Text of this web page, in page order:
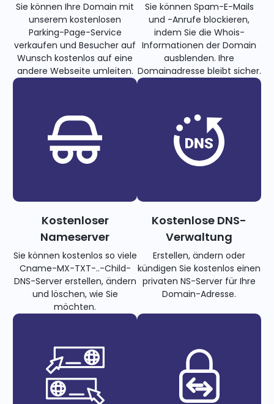
Sie können Ihre Domain mit
unserem kostenlosen
Parking-Page-Service
verkaufen und Besucher auf
Wunsch kostenlos auf eine
andere Webseite umleiten.
Sie können Spam-E-Mails
und -Anrufe blockieren,
indem Sie die Whois-
Informationen der Domain
ausblenden. Ihre
Domainadresse bleibt sicher.
Kostenloser
Nameserver
Sie können kostenlos so viele
Cname-MX-TXT-..-Child-
DNS-Server erstellen, ändern
und löschen, wie Sie
möchten.
Kostenlose DNS-
Verwaltung
Erstellen, ändern oder
kündigen Sie kostenlos einen
privaten NS-Server für Ihre
Domain-Adresse.